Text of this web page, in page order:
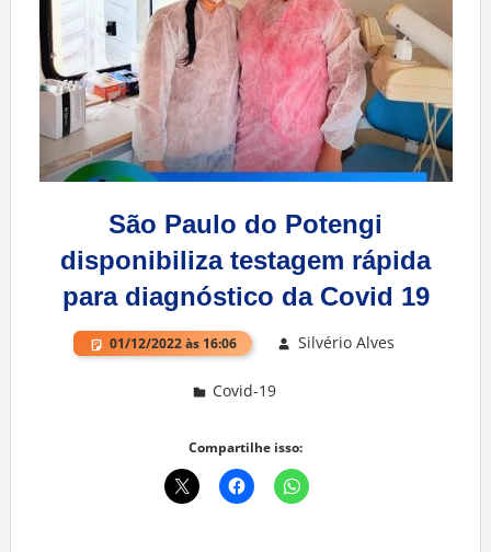
São Paulo do Potengi
disponibiliza testagem rápida
para diagnóstico da Covid 19
01/12/2022 às 16:06 Silvério Alves
Covid-19
Compartilhe isso: